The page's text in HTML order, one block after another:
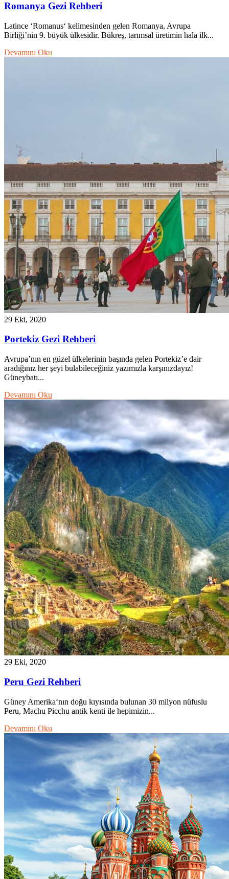
Romanya Gezi Rehberi
Latince ‘Romanus‘ kelimesinden gelen Romanya, Avrupa
Birliği’nin 9. büyük ülkesidir. Bükreş, tarımsal üretimin hala ilk...
Devamını Oku
29 Eki, 2020
Portekiz Gezi Rehberi
Avrupa’nın en güzel ülkelerinin başında gelen Portekiz’e dair
aradığınız her şeyi bulabileceğiniz yazımızla karşınızdayız!
Güneybatı...
Devamını Oku
29 Eki, 2020
Peru Gezi Rehberi
Güney Amerika‘nın doğu kıyısında bulunan 30 milyon nüfuslu
Peru, Machu Picchu antik kenti ile hepimizin...
Devamını Oku